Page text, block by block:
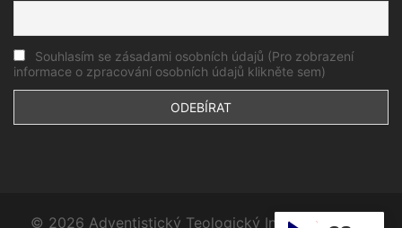
Souhlasím se zásadami osobních údajů (Pro zobrazení
informace o zpracování osobních údajů klikněte sem)
© 2026 Adventistický Teologický Institut. Proudly